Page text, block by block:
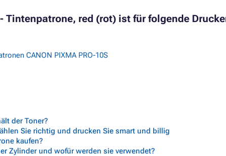
Tintenpatrone, red (rot) ist für folgende
CANON PIXMA PRO-10S
der Toner?
Sie richtig und drucken Sie smart und billig
kaufen?
Zylinder und wofür werden sie verwendet?